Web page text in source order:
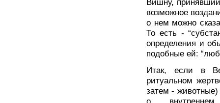
Вишну,
возможное
о нем можно
То есть -
определения и
подобные ей:
Итак, если в
ритуальном
затем - животные)